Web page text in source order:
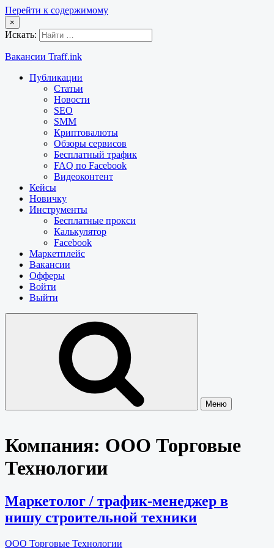
Перейти к содержимому
×
Искать:
Вакансии Traff.ink
Публикации
Статьи
Новости
SEO
SMM
Криптовалюты
Обзоры сервисов
Бесплатный трафик
FAQ по Facebook
Видеоконтент
Кейсы
Новичку
Инструменты
Бесплатные прокси
Калькулятор
Facebook
Маркетплейс
Вакансии
Офферы
Войти
Выйти
Меню
Компания: ООО Торговые
Технологии
Маркетолог / трафик-менеджер в
нишу строительной техники
ООО Торговые Технологии